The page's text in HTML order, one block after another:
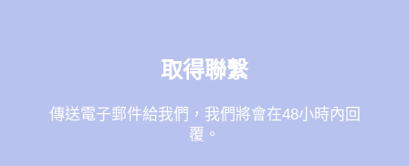
取得聯繫
傳送電子郵件給我們，我們將會在48小時內回
覆。